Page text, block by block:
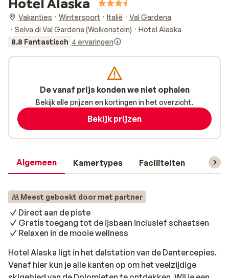
Vakanties Wintersport Italië
Val Gardena
Selva di Val Gardena (Wolkenstein)
Hotel Alaska
8.8 Fantastisch 4 ervaringen
Algemeen Kamertypes Faciliteiten
Meest geboekt door met partner
Direct aan de piste
Gratis toegang tot de ijsbaan inclusief schaatsen
Relaxen in de mooie wellness
Hotel Alaska ligt in het dalstation van de Dantercepies.
Vanaf hier kun je alle kanten op om het veelzijdige
De vanaf prijs konden we niet ophalen
Bekijk alle prijzen en kortingen in het overzicht.
Bekijk prijzen